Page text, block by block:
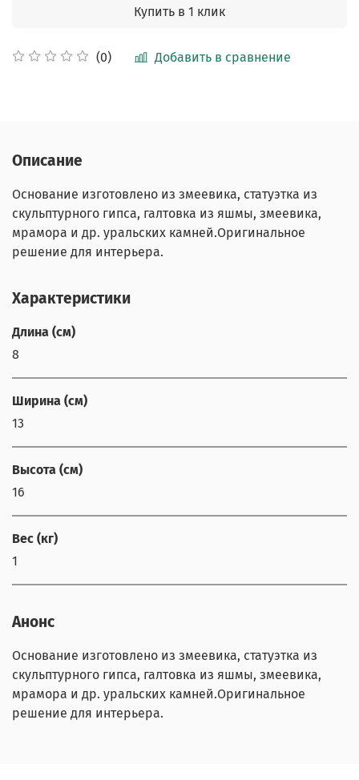
(0) Добавить в сравнение
Купить в 1 клик
Описание
Основание изготовлено из змеевика, статуэтка из
скульптурного гипса, галтовка из яшмы, змеевика,
мрамора и др. уральских камней.Оригинальное
решение для интерьера.
Характеристики
Длина (см)
8
Ширина (см)
13
Высота (см)
16
Вес (кг)
1
Анонс
Основание изготовлено из змеевика, статуэтка из
скульптурного гипса, галтовка из яшмы, змеевика,
мрамора и др. уральских камней.Оригинальное
решение для интерьера.